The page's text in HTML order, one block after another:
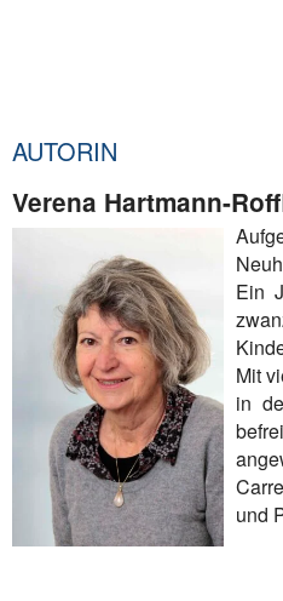
AUTORIN
Verena Hartmann-
Ein
Mit
in
und